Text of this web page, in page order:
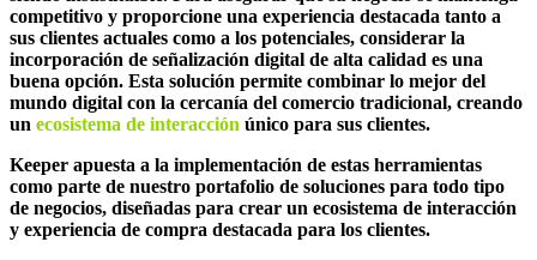
competitivo y proporcione una experiencia destacada tanto a
sus clientes actuales como a los potenciales, considerar la
incorporación de señalización digital de alta calidad es una
buena opción. Esta solución permite combinar lo mejor del
mundo digital con la cercanía del comercio tradicional, creando
un ecosistema de interacción único para sus clientes.
Keeper apuesta a la implementación de estas herramientas
como parte de nuestro portafolio de soluciones para todo tipo
de negocios, diseñadas para crear un ecosistema de interacción
y experiencia de compra destacada para los clientes.